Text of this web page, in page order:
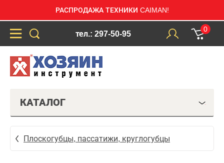
РАСПРОДАЖА ТЕХНИКИ CAIMAN!
тел.: 297-50-95
0
КАТАЛОГ
Плоскогубцы, пассатижи, круглогубцы